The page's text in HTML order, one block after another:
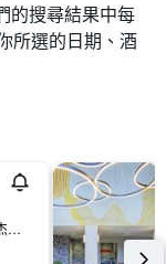
的搜尋結果中每
所選的日期、酒
1413 Prudential Drive, 杰克遜維爾（佛羅里達州）, FL, 美國